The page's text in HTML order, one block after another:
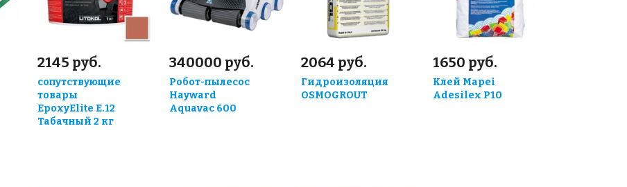
2145 руб.
сопутствующие
товары
EpoxyElite E.12
Табачный 2 кг
340000 руб.
Робот-пылесос
Hayward
Aquavac 600
2064 руб.
Гидроизоляция
OSMOGROUT
1650 руб.
Клей Mapei
Adesilex P10